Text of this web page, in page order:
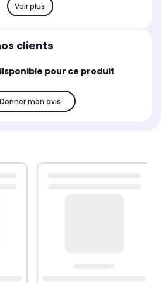
Voir plus
clients
pour ce produit
Donner mon avis